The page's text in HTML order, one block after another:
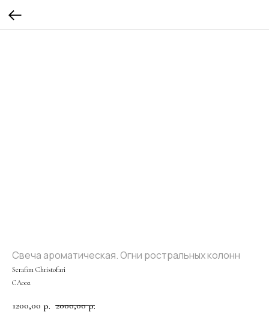
Свеча ароматическая. Огни ростральных колонн
Serafim Christofari
СА002
1200,00 р. 2000,00 р.